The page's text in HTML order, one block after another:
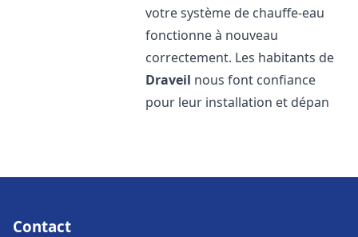
votre système de chauffe-eau
fonctionne à nouveau
correctement. Les habitants de
Draveil nous font confiance
pour leur installation et dépan
Contact